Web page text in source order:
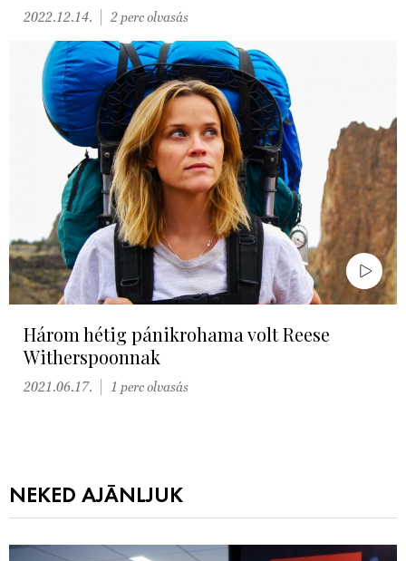
2022.12.14. 2 perc olvasás
Három hétig pánikrohama volt Reese
Witherspoonnak
2021.06.17. 1 perc olvasás
NEKED AJÁNLJUK